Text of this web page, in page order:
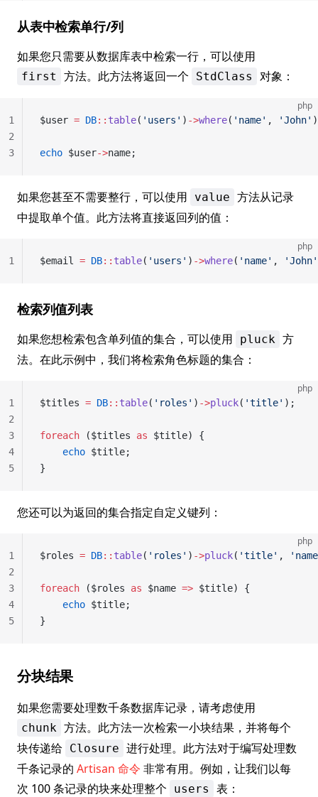
从表中检索单行/列
如果您只需要从数据库表中检索一行，可以使用
first 方法。此方法将返回一个 StdClass 对象：
php
$user = DB:: table( 'users' ) ->where( 'name' , 'John' )
echo $user->name;
1
2
3
如果您甚至不需要整行，可以使用 value 方法从记录
中提取单个值。此方法将直接返回列的值：
php
$email = DB:: table( 'users' ) ->where( 'name' , 'John'
1
检索列值列表
如果您想检索包含单列值的集合，可以使用 pluck 方
法。在此示例中，我们将检索角色标题的集合：
php
$titles = DB:: table( 'roles' ) ->pluck( 'title' );
foreach ($titles as $title) {
    echo
$title;
}
1
2
3
4
5
您还可以为返回的集合指定自定义键列：
php
$roles = DB:: table( 'roles' ) ->pluck( 'title' ,
foreach ($roles as $name => $title) {
    echo
$title;
}
1
2
3
4
5
分块结果
如果您需要处理数千条数据库记录，请考虑使用
chunk 方法。此方法一次检索一小块结果，并将每个
块传递给 Closure 进行处理。此方法对于编写处理数
千条记录的 Artisan 命令 非常有用。例如，让我们以每
次 100 条记录的块来处理整个
users 表：